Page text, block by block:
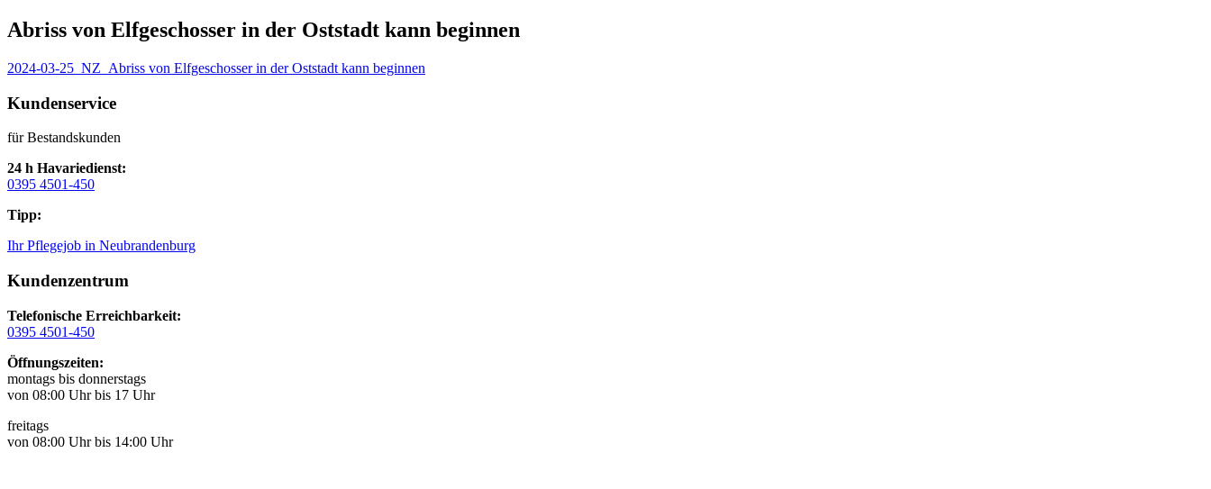
Abriss von Elfgeschosser in der Oststadt kann beginnen
2024-03-25_NZ_Abriss von Elfgeschosser in der Oststadt kann beginnen
Kundenservice
für Bestandskunden
24 h Havariedienst:
0395 4501-450
Tipp:
Ihr Pflegejob in Neubrandenburg
Kundenzentrum
Telefonische Erreichbarkeit:
0395 4501-450
Öffnungszeiten:
montags bis donnerstags
von 08:00 Uhr bis 17 Uhr
freitags
von 08:00 Uhr bis 14:00 Uhr